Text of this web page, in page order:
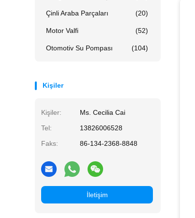
Çinli Araba Parçaları (20)
Motor Valfi (52)
Otomotiv Su Pompası (104)
Kişiler
Kişiler:
Ms. Cecilia Cai
Tel:
13826006528
Faks:
86-134-2368-8848
İletişim